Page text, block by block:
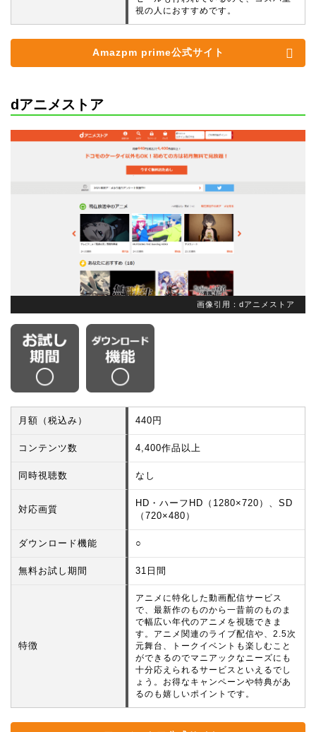
視の人におすすめです。
Amazpm prime公式サイト
dアニメストア
画像引用：dアニメストア
月額（税込み） 440円
コンテンツ数 4,400作品以上
同時視聴数 なし
対応画質
HD・ハーフHD（1280×720）、SD
（720×480）
ダウンロード機能 ○
無料お試し期間 31日間
特徴
アニメに特化した動画配信サービス
で、最新作のものから一昔前のものま
で幅広い年代のアニメを視聴できま
す。アニメ関連のライブ配信や、2.5次
元舞台、トークイベントも楽しむこと
ができるのでマニアックなニーズにも
十分応えられるサービスといえるでし
ょう。お得なキャンペーンや特典があ
るのも嬉しいポイントです。